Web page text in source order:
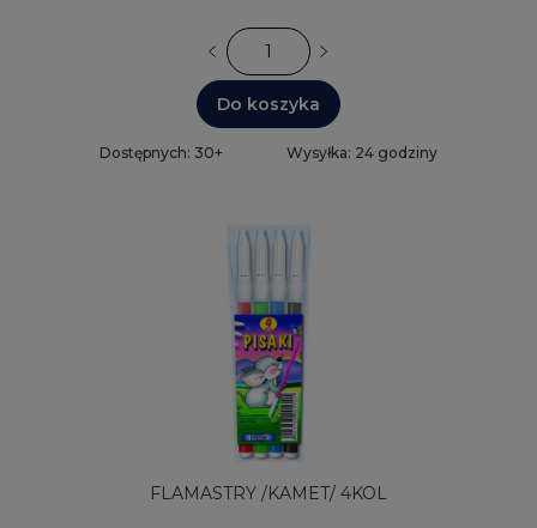
Do koszyka
Dostępnych: 30+ Wysyłka: 24 godziny
FLAMASTRY /KAMET/ 4KOL